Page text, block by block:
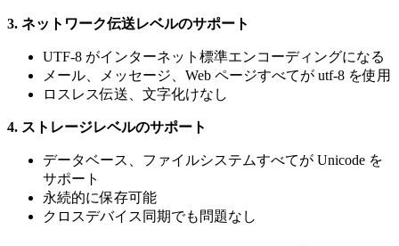
3. ネットワーク伝送レベルのサポート
UTF-8 がインターネット標準エンコーディングになる
メール、メッセージ、Web ページすべてが utf-8 を使用
ロスレス伝送、文字化けなし
4. ストレージレベルのサポート
データベース、ファイルシステムすべてが Unicode を
サポート
永続的に保存可能
クロスデバイス同期でも問題なし